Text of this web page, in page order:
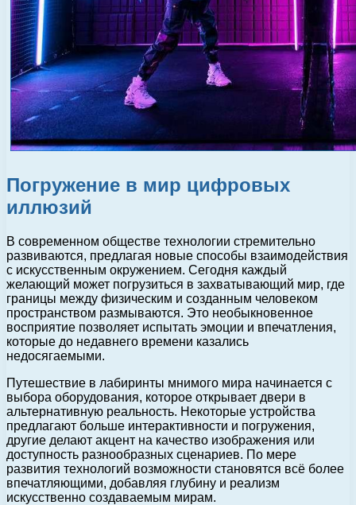
Погружение в мир цифровых
иллюзий
В современном обществе технологии стремительно
развиваются, предлагая новые способы взаимодействия
с искусственным окружением. Сегодня каждый
желающий может погрузиться в захватывающий мир, где
границы между физическим и созданным человеком
пространством размываются. Это необыкновенное
восприятие позволяет испытать эмоции и впечатления,
которые до недавнего времени казались
недосягаемыми.
Путешествие в лабиринты мнимого мира начинается с
выбора оборудования, которое открывает двери в
альтернативную реальность. Некоторые устройства
предлагают больше интерактивности и погружения,
другие делают акцент на качество изображения или
доступность разнообразных сценариев. По мере
развития технологий возможности становятся всё более
впечатляющими, добавляя глубину и реализм
искусственно создаваемым мирам.